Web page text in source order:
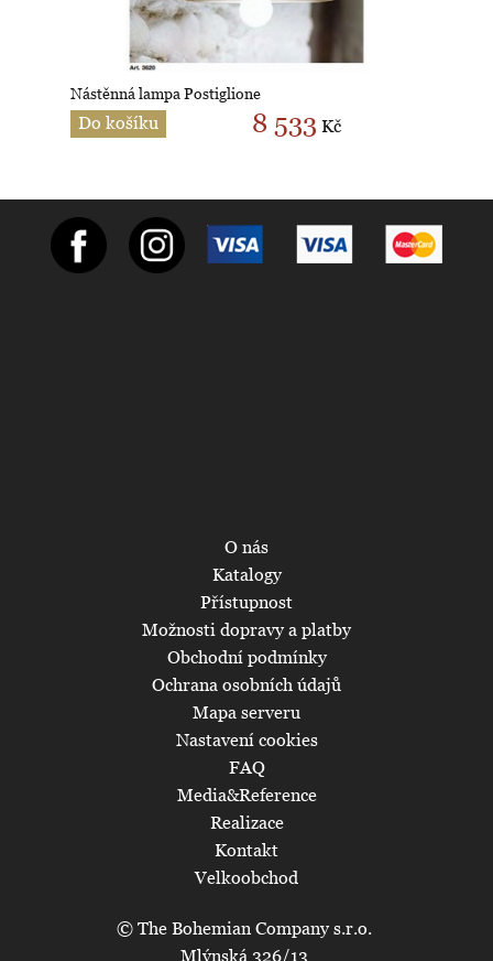
Nástěnná lampa Postiglione
Do košíku 8 533 Kč
© The Bohemian Company s.r.o.
Mlýnská 326/13
O nás
Katalogy
Přístupnost
Možnosti dopravy a platby
Obchodní podmínky
Ochrana osobních údajů
Mapa serveru
Nastavení cookies
FAQ
Media&Reference
Realizace
Kontakt
Velkoobchod